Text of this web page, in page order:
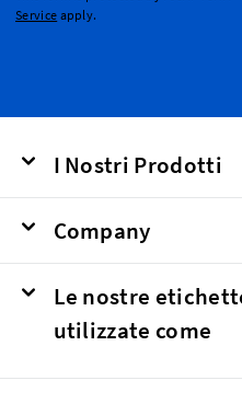
Service apply.
I Nostri Prodotti
Company
Le nostre
utilizzate come